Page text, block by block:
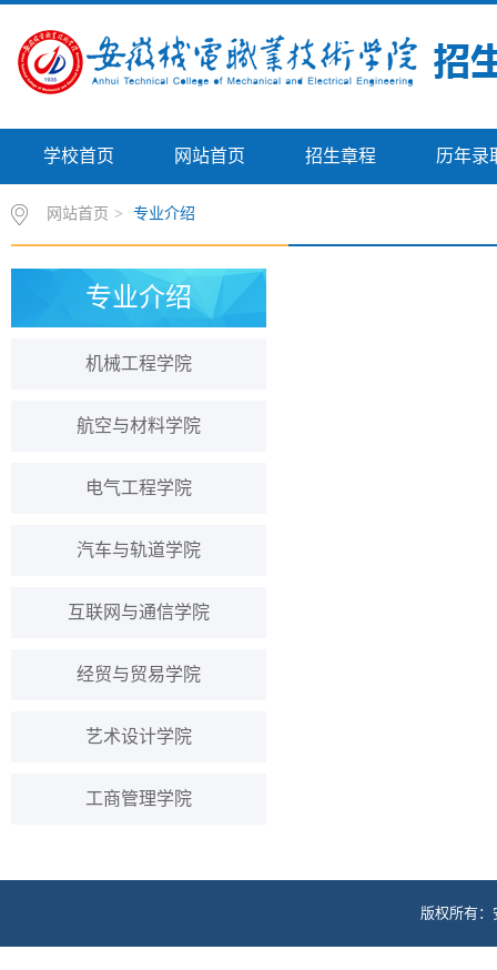
学校首页 网站首页 招生章程 历年录
网站首页 > 专业介绍
专业介绍
机械工程学院
航空与材料学院
电气工程学院
汽车与轨道学院
互联网与通信学院
经贸与贸易学院
艺术设计学院
工商管理学院
版权所有